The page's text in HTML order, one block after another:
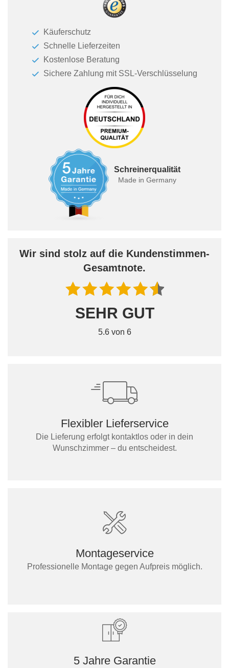
Käuferschutz
Schnelle Lieferzeiten
Kostenlose Beratung
Sichere Zahlung mit SSL-Verschlüsselung
Schreinerqualität
Made in Germany
Wir sind stolz auf die Kundenstimmen-
Gesamtnote.
SEHR GUT
5.6 von 6
Flexibler Lieferservice
Die Lieferung erfolgt kontaktlos oder in dein
Wunschzimmer – du entscheidest.
Montageservice
Professionelle Montage gegen Aufpreis möglich.
5 Jahre Garantie